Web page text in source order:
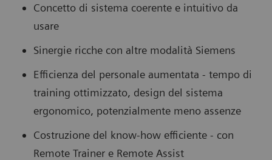
Concetto di sistema coerente e intuitivo da
usare
Sinergie ricche con altre modalità Siemens
Efficienza del personale aumentata - tempo di
training ottimizzato, design del sistema
ergonomico, potenzialmente meno assenze
Costruzione del know-how efficiente - con
Remote Trainer e Remote Assist